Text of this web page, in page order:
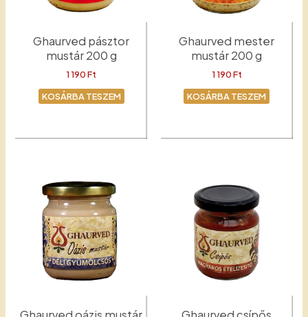
Ghaurved pásztor
mustár 200 g
1 190Ft
KOSÁRBA TESZEM
Ghaurved mester
mustár 200 g
1 190Ft
KOSÁRBA TESZEM